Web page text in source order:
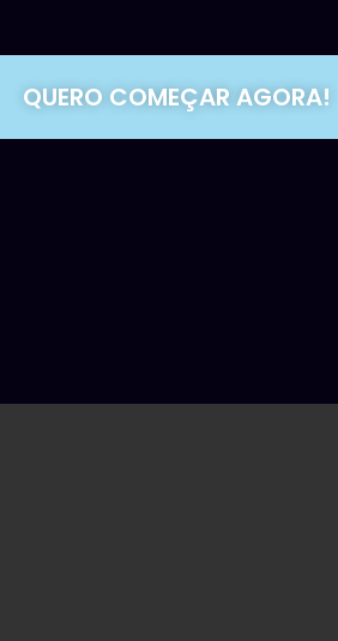
QUERO COMEÇAR AGORA!